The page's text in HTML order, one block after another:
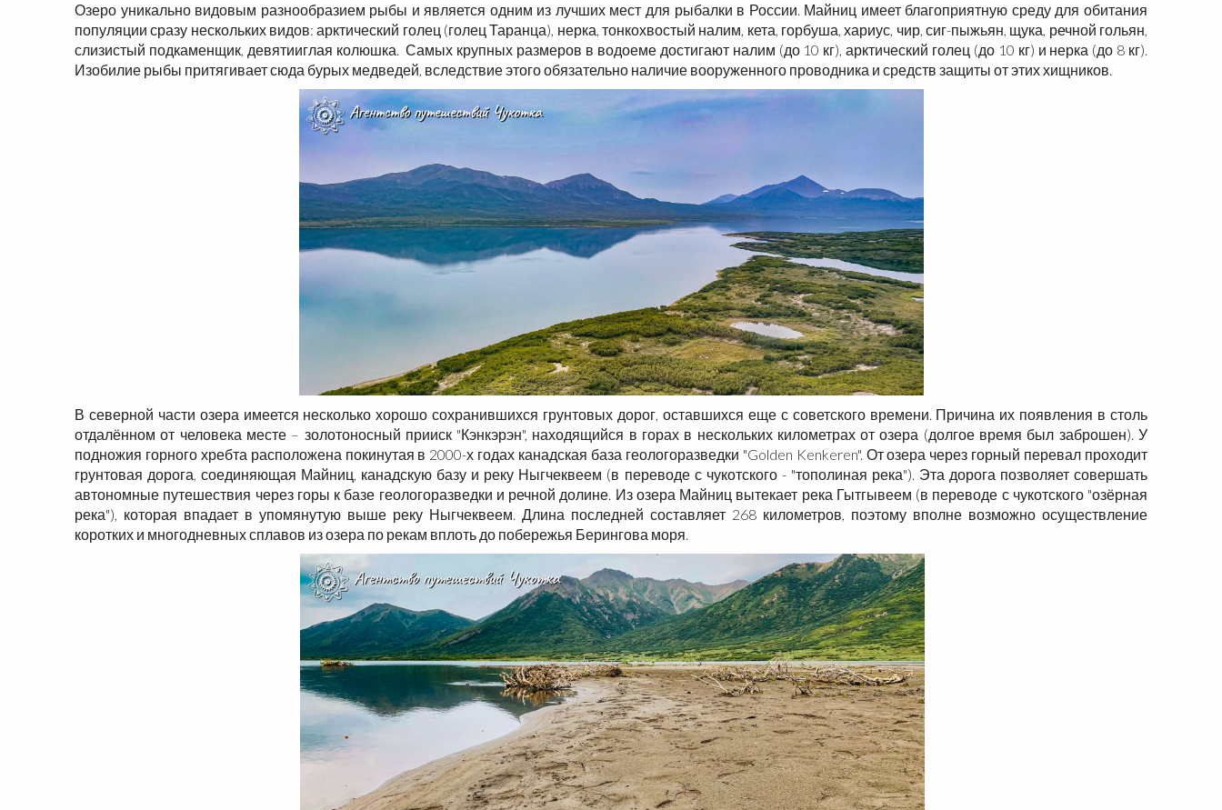
Озеро уникально видовым разнообразием рыбы и является одним из лучших мест для рыбалки в России. Майниц имеет благоприятную среду для обитания
популяции сразу нескольких видов: арктический голец (голец Таранца), нерка, тонкохвостый налим, кета, горбуша, хариус, чир, сиг-пыжьян, щука, речной гольян,
слизистый подкаменщик, девятииглая колюшка. Самых крупных размеров в водоеме достигают налим (до 10 кг), арктический голец (до 10 кг) и нерка (до 8 кг).
Изобилие рыбы притягивает сюда бурых медведей, вследствие этого обязательно наличие вооруженного проводника и средств защиты от этих хищников.
В северной части озера имеется несколько хорошо сохранившихся грунтовых дорог, оставшихся еще с советского времени. Причина их появления в столь
отдалённом от человека месте – золотоносный прииск "Кэнкэрэн", находящийся в горах в нескольких километрах от озера (долгое время был заброшен). У
подножия горного хребта расположена покинутая в 2000-х годах канадская база геологоразведки "Golden Kenkeren". От озера через горный перевал проходит
грунтовая дорога, соединяющая Майниц, канадскую базу и реку Ныгчеквеем (в переводе с чукотского - "тополиная река"). Эта дорога позволяет совершать
автономные путешествия через горы к базе геологоразведки и речной долине. Из озера Майниц вытекает река Гытгывеем (в переводе с чукотского "озёрная
река"), которая впадает в упомянутую выше реку Ныгчеквеем. Длина последней составляет 268 километров, поэтому вполне возможно осуществление
коротких и многодневных сплавов из озера по рекам вплоть до побережья Берингова моря.